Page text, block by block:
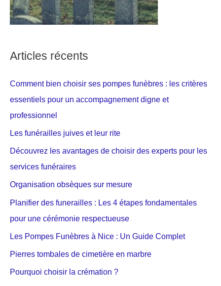
Articles récents
Comment bien choisir ses pompes funèbres : les critères
essentiels pour un accompagnement digne et
professionnel
Les funérailles juives et leur rite
Découvrez les avantages de choisir des experts pour les
services funéraires
Organisation obsèques sur mesure
Planifier des funerailles : Les 4 étapes fondamentales
pour une cérémonie respectueuse
Les Pompes Funèbres à Nice : Un Guide Complet
Pierres tombales de cimetière en marbre
Pourquoi choisir la crémation ?